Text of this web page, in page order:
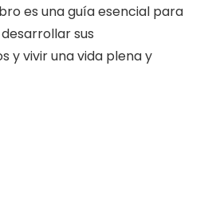
es una guía esencial para
sus
y vivir una vida plena y